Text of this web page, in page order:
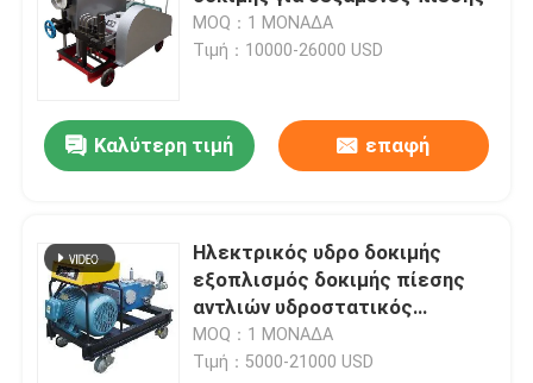
MOQ：1 ΜΟΝΑΔΑ
Τιμή：10000-26000 USD
Καλύτερη τιμή επαφή
Ηλεκτρικός υδρο δοκιμής
εξοπλισμός δοκιμής πίεσης
αντλιών υδροστατικός
explosionproof
MOQ：1 ΜΟΝΑΔΑ
Τιμή：5000-21000 USD